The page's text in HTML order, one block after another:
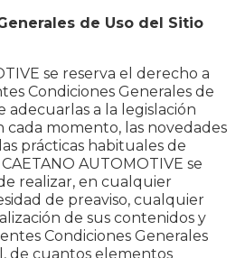
de Uso del Sitio
se reserva el derecho a
Condiciones Generales de
adecuarlas a la legislación
momento, las novedades
prácticas habituales de
AUTOMOTIVE se
realizar, en cualquier
de preaviso, cualquier
de sus contenidos y
Condiciones Generales
de cuantos elementos